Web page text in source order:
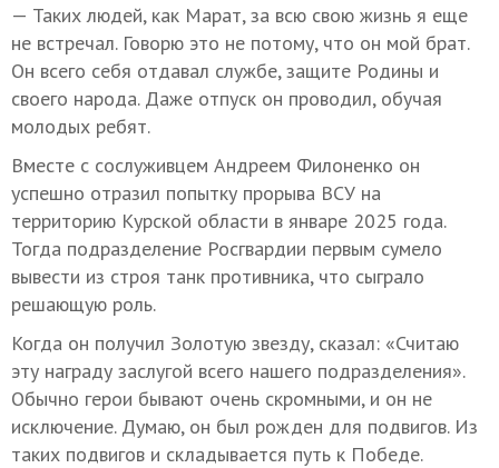
— Таких людей, как Марат, за всю свою жизнь я еще
не встречал. Говорю это не потому, что он мой брат.
Он всего себя отдавал службе, защите Родины и
своего народа. Даже отпуск он проводил, обучая
молодых ребят.
Вместе с сослуживцем Андреем Филоненко он
успешно отразил попытку прорыва ВСУ на
территорию Курской области в январе 2025 года.
Тогда подразделение Росгвардии первым сумело
вывести из строя танк противника, что сыграло
решающую роль.
Когда он получил Золотую звезду, сказал: «Считаю
эту награду заслугой всего нашего подразделения».
Обычно герои бывают очень скромными, и он не
исключение. Думаю, он был рожден для подвигов. Из
таких подвигов и складывается путь к Победе.